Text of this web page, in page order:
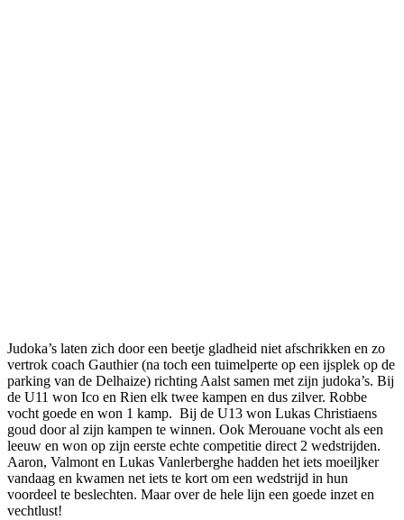
Judoka’s laten zich door een beetje gladheid niet afschrikken en zo
vertrok coach Gauthier (na toch een tuimelperte op een ijsplek op de
parking van de Delhaize) richting Aalst samen met zijn judoka’s. Bij
de U11 won Ico en Rien elk twee kampen en dus zilver. Robbe
vocht goede en won 1 kamp. Bij de U13 won Lukas Christiaens
goud door al zijn kampen te winnen. Ook Merouane vocht als een
leeuw en won op zijn eerste echte competitie direct 2 wedstrijden.
Aaron, Valmont en Lukas Vanlerberghe hadden het iets moeiljker
vandaag en kwamen net iets te kort om een wedstrijd in hun
voordeel te beslechten. Maar over de hele lijn een goede inzet en
vechtlust!